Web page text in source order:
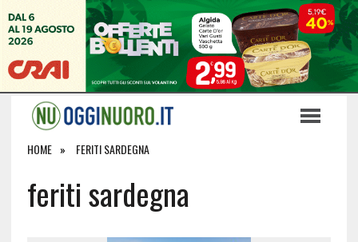
HOME FERITI SARDEGNA
feriti sardegna